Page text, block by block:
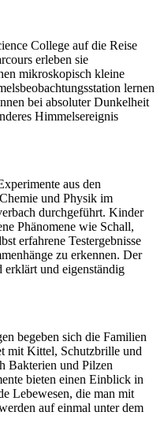
College auf die Reise
erleben sie
mikroskopisch kleine
lernen
bei absoluter Dunkelheit
Himmelsereignis
aus den
und Physik im
durchgeführt. Kinder
Phänomene wie Schall,
erfahrene Testergebnisse
zu erkennen. Der
und eigenständig
begeben sich die Familien
mit Kittel, Schutzbrille und
Bakterien und Pilzen
bieten einen Einblick in
Lebewesen, die man mit
auf einmal unter dem